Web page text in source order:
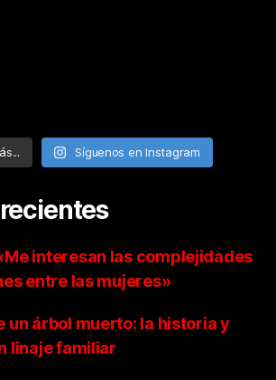
Síguenos en Instagram
interesan las complejidades
entre las mujeres»
un árbol muerto: la historia y
linaje familiar